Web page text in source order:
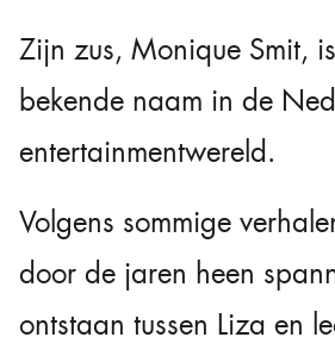
Zijn zus, Monique Smit,
bekende naam in de
entertainmentwereld.
Volgens sommige
door de jaren heen
ontstaan tussen Liza en